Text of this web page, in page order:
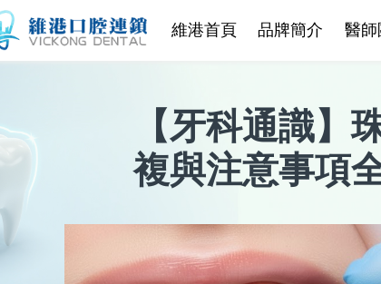
維港首頁 品牌簡介 醫師
【牙科通識】
複與注意事項